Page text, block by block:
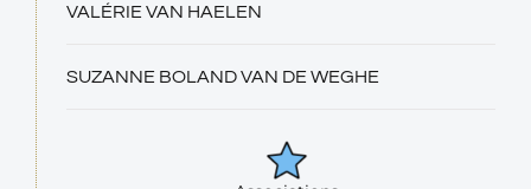
VALÉRIE VAN HAELEN
SUZANNE BOLAND VAN DE WEGHE